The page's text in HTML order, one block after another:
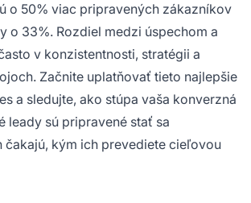
o 50% viac pripravených zákazníkov
o 33%. Rozdiel medzi úspechom a
v konzistentnosti, stratégii a
Začnite uplatňovať tieto najlepšie
a sledujte, ako stúpa vaša konverzná
leady sú pripravené stať sa
kým ich prevediete cieľovou